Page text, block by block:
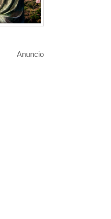
Anuncio